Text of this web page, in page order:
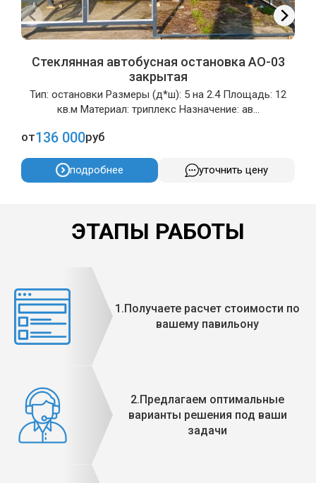
Стеклянная автобусная остановка АО-03
закрытая
Тип: остановки Размеры (д*ш): 5 на 2.4 Площадь: 12
кв.м Материал: триплекс Назначение: ав...
от136 000руб
подробнее уточнить цену
ЭТАПЫ РАБОТЫ
1.Получаете расчет стоимости по
вашему павильону
2.Предлагаем оптимальные
варианты решения под ваши
задачи